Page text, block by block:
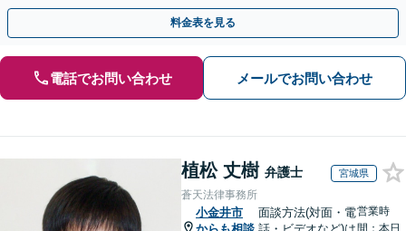
籍】事務所内で連携し問題解決へ【休日・夜間面談可】
料金表を見る
電話でお問い合わせ メールでお問い合わせ
植松 丈樹 弁護士 宮城県
蒼天法律事務所
小金井市
からも相談
面談方法(対面・電
話・ビデオなど)は
営業時
間：本日